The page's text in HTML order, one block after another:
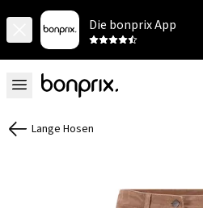
Die bonprix App
Lange Hosen